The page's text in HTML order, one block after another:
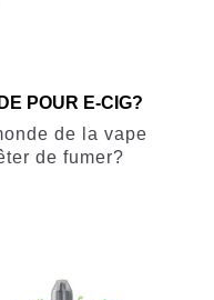
POUR E-CIG?
de la vape
de fumer?